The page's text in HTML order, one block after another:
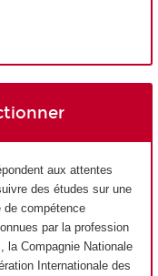
aux attentes
des études sur une
de compétence
par la profession
la Compagnie Nationale
Internationale des